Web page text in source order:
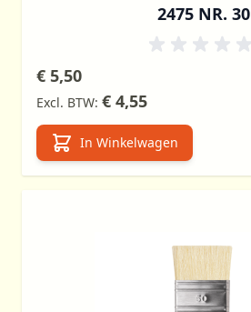
2475 NR. 30
€ 5,50
€ 4,55
In Winkelwagen